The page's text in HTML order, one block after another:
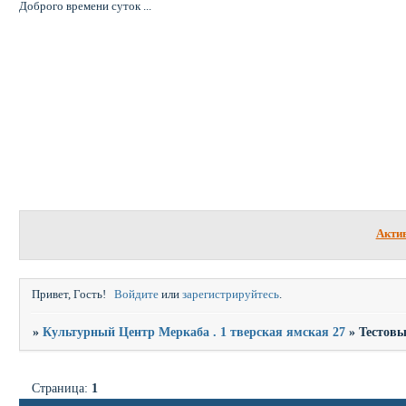
Доброго времени суток ...
Привет, Гость! Войдите илизарегистрируйтесь.
»Культурный Центр Меркаба . 1 тверская ямская 27 »
Страница: 1